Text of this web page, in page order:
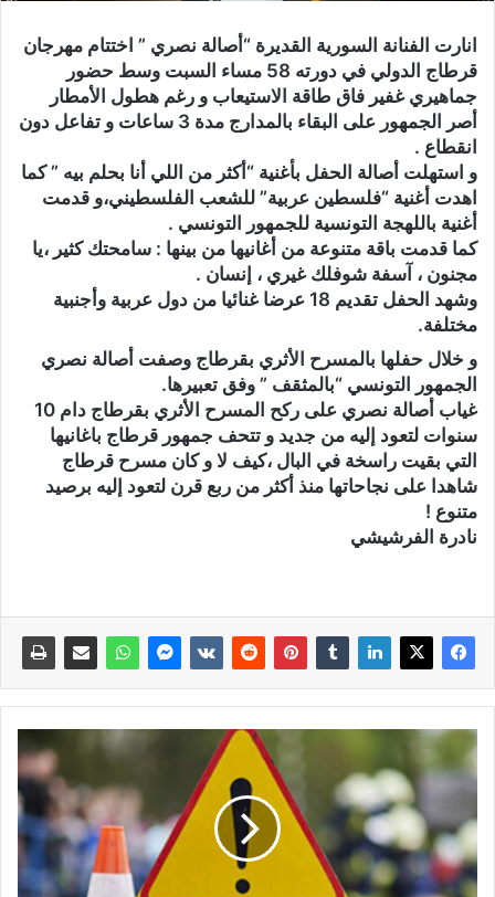
انارت الفنانة السورية القديرة “أصالة نصري ” اختتام مهرجان
قرطاج الدولي في دورته 58 مساء السبت وسط حضور
جماهيري غفير فاق طاقة الاستيعاب و رغم هطول الأمطار
أصر الجمهور على البقاء بالمدارج مدة 3 ساعات و تفاعل دون
انقطاع .
و استهلت أصالة الحفل بأغنية “أكثر من اللي أنا بحلم بيه ” كما
اهدت أغنية “فلسطين عربية” للشعب الفلسطيني،و قدمت
أغنية باللهجة التونسية للجمهور التونسي .
كما قدمت باقة متنوعة من أغانيها من بينها : سامحتك كثير ،يا
مجنون ، آسفة شوفلك غيري ، إنسان .
وشهد الحفل تقديم 18 عرضا غنائيا من دول عربية وأجنبية
مختلفة.
و خلال حفلها بالمسرح الأثري بقرطاج وصفت أصالة نصري
الجمهور التونسي “بالمثقف ” وفق تعبيرها.
غياب أصالة نصري على ركح المسرح الأثري بقرطاج دام 10
سنوات لتعود إليه من جديد و تتحف جمهور قرطاج باغانيها
التي بقيت راسخة في البال ،كيف لا و كان مسرح قرطاج
شاهدا على نجاحاتها منذ أكثر من ربع قرن لتعود إليه برصيد
متنوع !
نادرة الفرشيشي